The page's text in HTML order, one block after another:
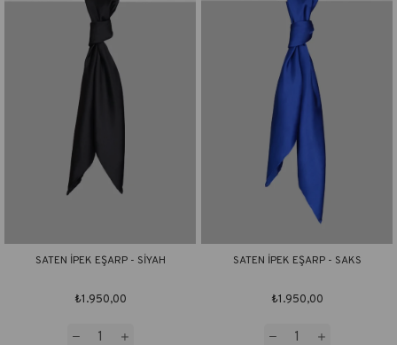
SATEN İPEK EŞARP - SİYAH
₺1.950,00
SATEN İPEK EŞARP - SAKS
₺1.950,00